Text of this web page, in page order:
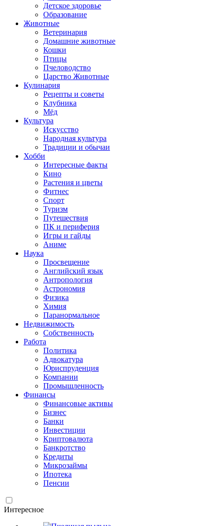
Детское здоровье
Образование
Животные
Ветеринария
Домашние животные
Кошки
Птицы
Пчеловодство
Царство Животные
Кулинария
Рецепты и советы
Клубника
Мёд
Культура
Искусство
Народная культура
Традиции и обычаи
Хобби
Интересные факты
Кино
Растения и цветы
Фитнес
Спорт
Туризм
Путешествия
ПК и периферия
Игры и гайды
Аниме
Наука
Просвещение
Английский язык
Антропология
Астрономия
Физика
Химия
Паранормальное
Недвижимость
Собственность
Работа
Политика
Адвокатура
Юриспруденция
Компании
Промышленность
Финансы
Финансовые активы
Бизнес
Банки
Инвестиции
Криптовалюта
Банкротство
Кредиты
Микрозаймы
Ипотека
Пенсии
Интересное